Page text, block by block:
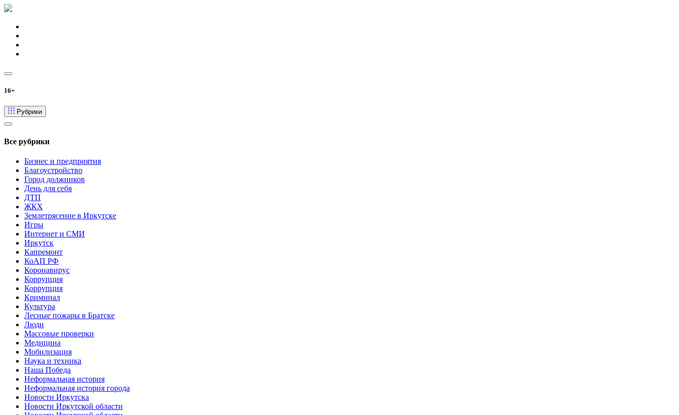
16+
Рубрики
Все рубрики
Бизнес и предприятия
Благоустройство
Город должников
День для себя
ДТП
ЖКХ
Землетрясение в Иркутске
Игры
Интернет и СМИ
Иркутск
Капремонт
КоАП РФ
Коронавирус
Коррупция
Коррупция
Криминал
Культура
Лесные пожары в Братске
Люди
Массовые проверки
Медицина
Мобилизация
Наука и техника
Наша Победа
Неформальная история
Неформальная история города
Новости Иркутска
Новости Иркутской области